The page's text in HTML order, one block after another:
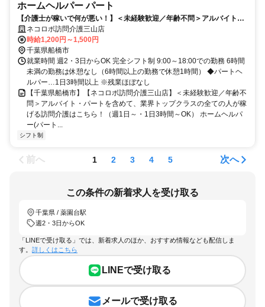
ホームヘルパー パート
【介護士が稼いで何が悪い！】＜未経験歓迎／年齢不問＞アルバイト・
パートを含めて、業界トップクラスの全ての人が稼げる訪問介護はこち
ら！（週1日～・1日3時間～OK）
ネコロボ訪問介護三山店
時給1,200円～1,500円
千葉県船橋市
就業時間 週2・3日からOK 完全シフト制 9:00～18:00での勤務 6時間
未満の勤務は休憩なし（6時間以上の勤務で休憩1時間） ◆パートヘ
ルパー…1日3時間以上 ※残業ほぼなし
【千葉県船橋市】【ネコロボ訪問介護三山店】＜未経験歓迎／年齢不
問＞アルバイト・パートを含めて、業界トップクラスの全ての人が稼
げる訪問介護はこちら！（週1日～・1日3時間～OK） ホームヘルパ
ー(パート...
シフト制
前へ 1 2 3 4 5 次へ
この条件の新着求人を受け取る
千葉県 / 薬園台駅
週2・3日からOK
「LINEで受け取る」では、新着求人のほか、おすすめ情報なども配信しま
す。 詳しくはこちら
LINEで受け取る
メールで受け取る